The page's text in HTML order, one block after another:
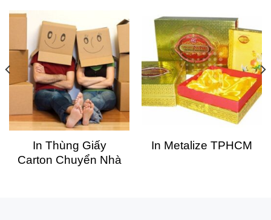
In Thùng Giấy
Carton Chuyển Nhà
In Metalize TPHCM